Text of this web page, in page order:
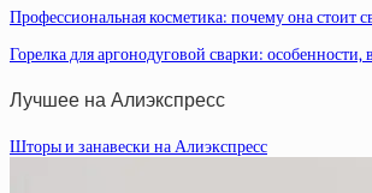
Профессиональная косметика: почему она стоит
Горелка для аргонодуговой сварки:
Лучшее на Алиэкспресс
Шторы и занавески на Алиэкспресс